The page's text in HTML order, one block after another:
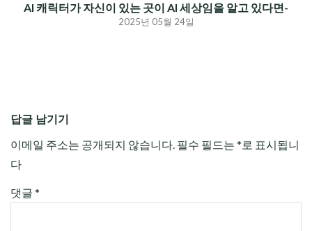
AI 캐릭터가 자신이 있는 곳이 AI 세상임을 알고 있다면-
2025년 05월 24일
답글 남기기
이메일 주소는 공개되지 않습니다. 필수 필드는 * 로 표시됩니
다
댓글 *